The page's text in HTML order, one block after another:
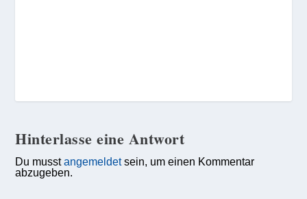
Hinterlasse eine Antwort
Du musstangemeldetsein, um einen Kommentar
abzugeben.